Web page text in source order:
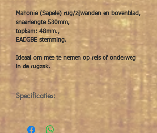
Mahonie (Sapele) rug/zijwanden en bovenblad,
snaarlengte 580mm,
topkam: 48mm.,
EADGBE stemming.
Ideaal om mee te nemen op reis of onderweg
in de rugzak.
Specificaties:
Bovenblad Mahonie (Sapele)